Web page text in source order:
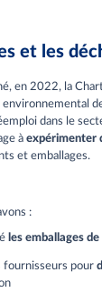
et les
en 2022, la
environnemental
dans le
à expérimenter
et emballages.
:
les emballages
fournisseurs pour